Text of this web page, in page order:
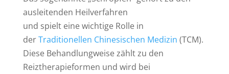
ausleitenden Heilverfahren
und spielt eine wichtige Rolle in
derTraditionellen Chinesischen Medizin (TCM).
Diese Behandlungweise zählt zu den
Reiztherapieformen und wird bei